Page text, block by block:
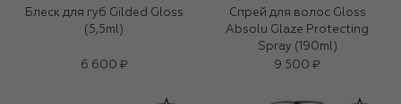
Блеск для губ Gilded Gloss
(5,5ml)
6 600 ₽
Cпрей для волоc Gloss
Absolu Glaze Protecting
Spray (190ml)
9 500 ₽